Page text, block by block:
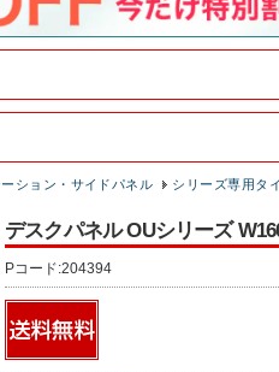
ション・サイドパネル シリーズ専用タ
デスクパネル OUシリーズ
Pコード:204394